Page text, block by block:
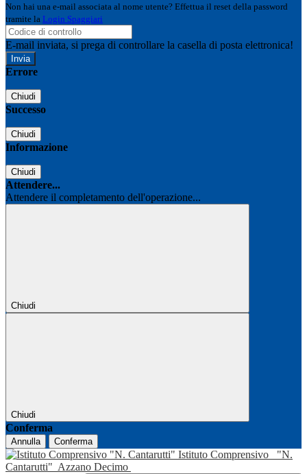
Non hai una e-mail associata al nome utente? Effettua il reset della password
tramite la Login Spaggiari
E-mail inviata, si prega di controllare la casella di posta elettronica!
Errore
Chiudi
Successo
Chiudi
Informazione
Chiudi
Attendere...
Attendere il completamento dell'operazione...
Chiudi
Chiudi
Conferma
Annulla Conferma
Istituto Comprensivo
"N.
Cantarutti" Azzano Decimo